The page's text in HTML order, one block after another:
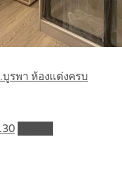
รพา ห้องแต่งครบ